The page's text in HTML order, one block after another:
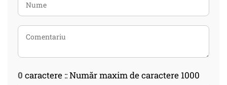
0 caractere :: Număr maxim de caractere 1000